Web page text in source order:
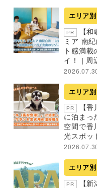
エリア
PR
【和
ミア 南
ト感満
イ！ | 周
エリア
PR
【香
に泊まっ
空間で香
光スポッ
エリア
PR
【新